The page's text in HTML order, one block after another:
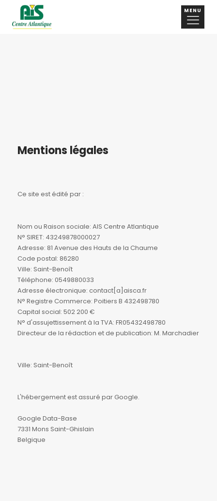
MENU
Mentions légales
Ce site est édité par :
Nom ou Raison sociale: AIS Centre Atlantique
N° SIRET: 43249878000027
Adresse: 81 Avenue des Hauts de la Chaume
Code postal: 86280
Ville: Saint-Benoît
Téléphone: 0549880033
Adresse électronique: contact[a]aisca.fr
N° Registre Commerce: Poitiers B 432498780
Capital social: 502 200 €
N° d'assujettissement à la TVA: FR05432498780
Directeur de la rédaction et de publication: M. Marchadier
Ville: Saint-Benoît
L'hébergement est assuré par Google.
Google Data-Base
7331 Mons Saint-Ghislain
Belgique